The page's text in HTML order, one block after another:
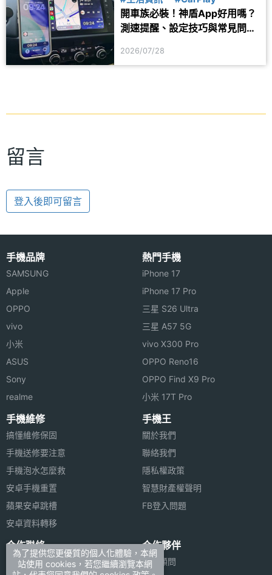
開車族必裝！神盾App好用嗎？
測速提醒、設定技巧與常見問題
2026/07/28
留言
登入後即可留言
手機品牌
SAMSUNG
Apple
OPPO
vivo
小米
ASUS
Sony
realme
熱門手機
iPhone 17
iPhone 17 Pro
三星 S26 Ultra
三星 A57 5G
vivo X300 Pro
OPPO Reno16
OPPO Find X9 Pro
小米 17T Pro
手機維修
搞懂維修保固
手機送修要注意
手機泡水怎麼救
安卓手機重置
蘋果安卓跳槽
安卓資料轉移
手機王
關於我們
聯絡我們
隱私權政策
智慧財產權聲明
FB登入問題
合作聯絡
廣告刊登
合作夥伴
法律顧問
為了提供您更優質的個人化體驗，本網
站使用 cookies，若您繼續瀏覽本網